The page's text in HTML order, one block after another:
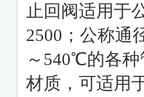
止回阀适用于
2500；公称通
～540℃的各
材质，可适用